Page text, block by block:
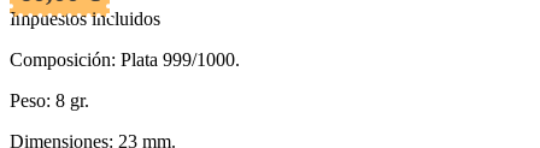
Impuestos incluidos
Composición: Plata 999/1000.
Peso: 8 gr.
Dimensiones: 23 mm.